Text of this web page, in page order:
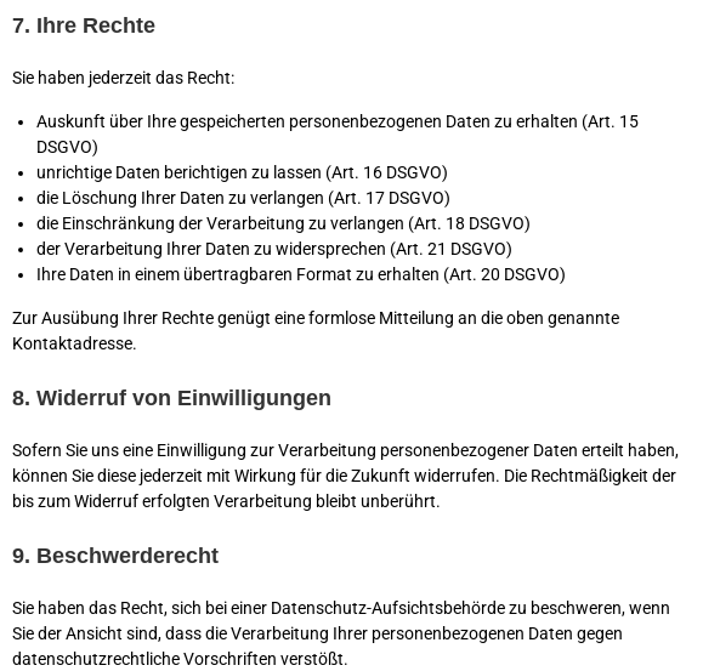
7. Ihre Rechte
Sie haben jederzeit das Recht:
Auskunft über Ihre gespeicherten personenbezogenen Daten zu erhalten (Art. 15
DSGVO)
unrichtige Daten berichtigen zu lassen (Art. 16 DSGVO)
die Löschung Ihrer Daten zu verlangen (Art. 17 DSGVO)
die Einschränkung der Verarbeitung zu verlangen (Art. 18 DSGVO)
der Verarbeitung Ihrer Daten zu widersprechen (Art. 21 DSGVO)
Ihre Daten in einem übertragbaren Format zu erhalten (Art. 20 DSGVO)
Zur Ausübung Ihrer Rechte genügt eine formlose Mitteilung an die oben genannte
Kontaktadresse.
8. Widerruf von Einwilligungen
Sofern Sie uns eine Einwilligung zur Verarbeitung personenbezogener Daten erteilt haben,
können Sie diese jederzeit mit Wirkung für die Zukunft widerrufen. Die Rechtmäßigkeit der
bis zum Widerruf erfolgten Verarbeitung bleibt unberührt.
9. Beschwerderecht
Sie haben das Recht, sich bei einer Datenschutz-Aufsichtsbehörde zu beschweren, wenn
Sie der Ansicht sind, dass die Verarbeitung Ihrer personenbezogenen Daten gegen
datenschutzrechtliche Vorschriften verstößt.